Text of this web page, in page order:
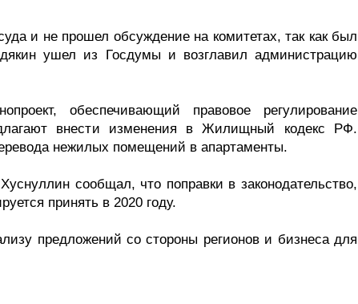
и не прошел обсуждение на комитетах, так как был
ушел из Госдумы и возглавил администрацию
обеспечивающий правовое регулирование
внести изменения в Жилищный кодекс РФ.
нежилых помещений в апартаменты.
сообщал, что поправки в законодательство,
принять в 2020 году.
предложений со стороны регионов и бизнеса для